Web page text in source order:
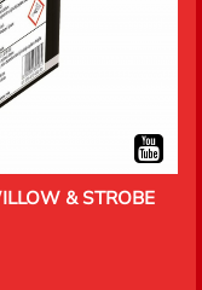
& STROBE